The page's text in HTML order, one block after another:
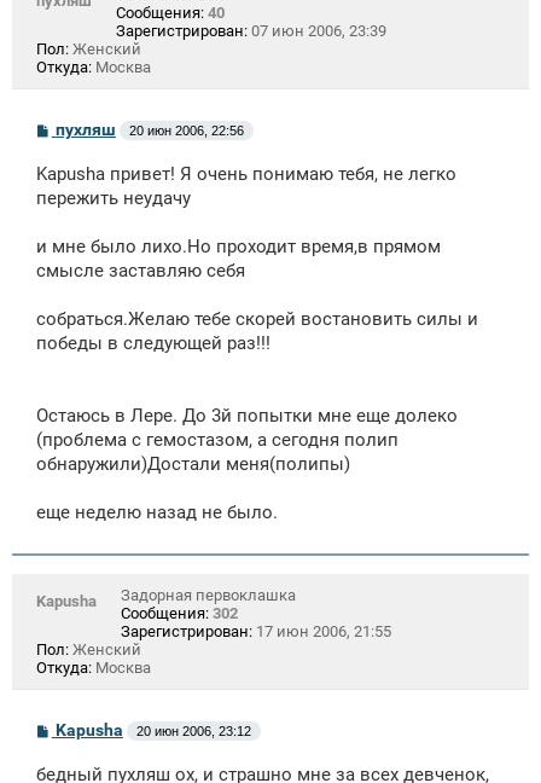
Сообщения: 40
Зарегистрирован: 07 июн 2006, 23:39
Пол: Женский
Откуда: Москва
С
б
щ
и
пухляш 20 июн 2006, 22:56
Kapusha привет! Я очень понимаю тебя, не легко
пережить неудачу
и мне было лихо.Но проходит время,в прямом
смысле заставляю себя
собраться.Желаю тебе скорей востановить силы и
победы в следующей раз!!!
Остаюсь в Лере. До 3й попытки мне еще долеко
(проблема с гемостазом, а сегодня полип
обнаружили)Достали меня(полипы)
еще неделю назад не было.
Kapusha
Задорная первоклашка
Сообщения: 302
Зарегистрирован: 17 июн 2006, 21:55
Пол: Женский
Откуда: Москва
С
б
Kapusha 20 июн 2006, 23:12
бедный пухляш ох, и страшно мне за всех девченок,